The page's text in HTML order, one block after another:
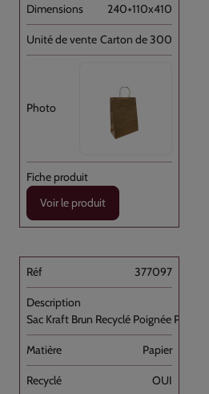
240+110x410
Carton de 300
Voir le produit
377097
Sac Kraft Brun Recyclé Poignée Plate [...]
Papier
OUI